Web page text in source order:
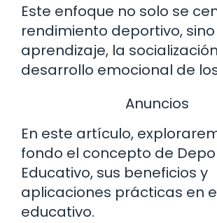
Este enfoque no solo se
rendimiento deportivo,
aprendizaje, la
desarrollo emocional de
Anuncios
En este artículo,
fondo el concepto de
Educativo, sus beneficios y
aplicaciones prácticas en
educativo.